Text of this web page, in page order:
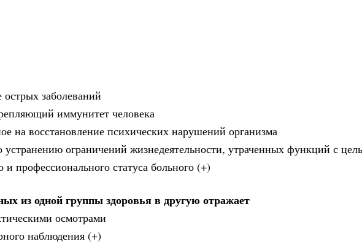
заболеваний
иммунитет человека
на восстановление психических нарушений организма
ограничений жизнедеятельности, утраченных функций с
и профессионального статуса больного (+)
из одной группы здоровья в другую отражает
осмотрами
наблюдения (+)